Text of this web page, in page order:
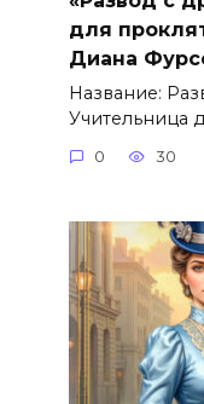
для
Диана
Название:
Учительница
0 30